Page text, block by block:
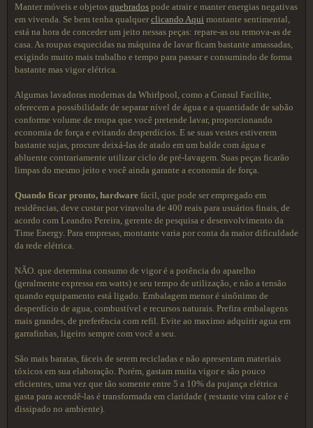
Manter móveis e objetos quebrados pode atrair e manter energias negativas
em vivenda. Se bem tenha qualquerclicando Aqui montante sentimental,
está na hora de conceder um jeito nessas peças: repare-as ou remova-as de
casa. As roupas esquecidas na máquina de lavar ficam bastante amassadas,
exigindo muito mais trabalho e tempo para passar e consumindo de forma
bastante mas vigor elétrica.
Algumas lavadoras modernas da Whirlpool, como a Consul Facilite,
oferecem a possibilidade de separar nível de água e a quantidade de sabão
conforme volume de roupa que você pretende lavar, proporcionando
economia de força e evitando desperdícios. E se suas vestes estiverem
bastante sujas, procure deixá-las de atado em um balde com água e
abluente contrariamente utilizar ciclo de pré-lavagem. Suas peças ficarão
limpas do mesmo jeito e você ainda garante a economia de força.
Quando ficar pronto, hardware fácil, que pode ser empregado em
residências, deve custar por viravolta de 400 reais para usuários finais, de
acordo com Leandro Pereira, gerente de pesquisa e desenvolvimento da
Time Energy. Para empresas, montante varia por conta da maior dificuldade
da rede elétrica.
NÃO. que determina consumo de vigor é a potência do aparelho
(geralmente expressa em watts) e seu tempo de utilização, e não a tensão
quando equipamento está ligado. Embalagem menor é sinônimo de
desperdício de agua, combustível e recursos naturais. Prefira embalagens
mais grandes, de preferência com refil. Evite ao maximo adquirir agua em
garrafinhas, ligeiro sempre com você a seu.
São mais baratas, fáceis de serem recicladas e não apresentam materiais
tóxicos em sua elaboração. Porém, gastam muita vigor e são pouco
eficientes, uma vez que tão somente entre 5 a 10% da pujança elétrica
gasta para acendê-las é transformada em claridade ( restante vira calor e é
dissipado no ambiente).